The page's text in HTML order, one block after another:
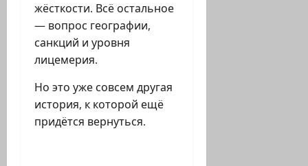
жёсткости. Всё остальное
— вопрос географии,
санкций и уровня
лицемерия.
Но это уже совсем другая
история, к которой ещё
придётся вернуться.